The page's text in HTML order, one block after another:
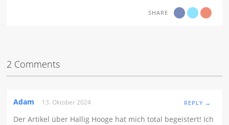
SHARE
2 Comments
Adam 13. Oktober 2024 REPLY →
Der Artikel über Hallig Hooge hat mich total begeistert! Ich